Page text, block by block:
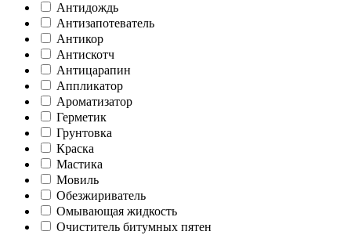
Антидождь
Антизапотеватель
Антикор
Антискотч
Антицарапин
Аппликатор
Ароматизатор
Герметик
Грунтовка
Краска
Мастика
Мовиль
Обезжириватель
Омывающая жидкость
Очиститель битумных пятен